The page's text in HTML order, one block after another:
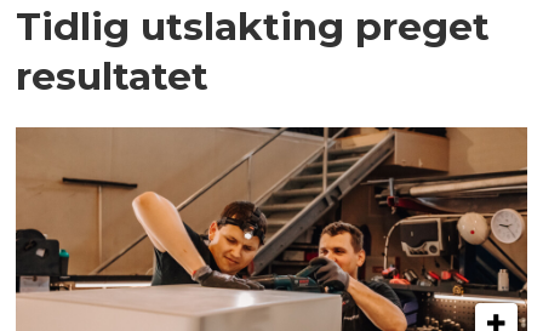
Tidlig utslakting preget
resultatet